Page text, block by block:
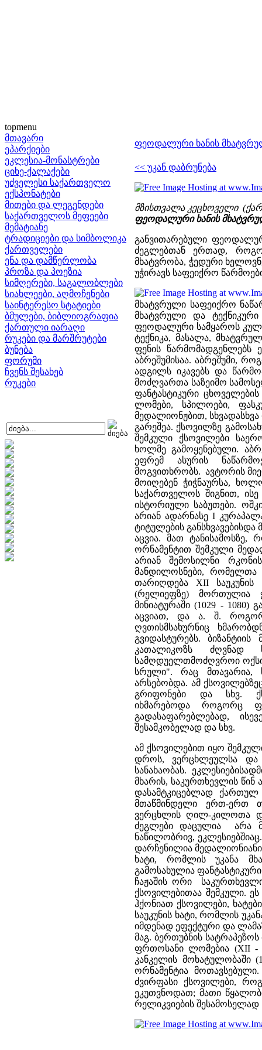
topmenu
მთავარი
ეპარქიები
ეკლესია-მონასტრები
ციხე-ქალაქები
უძველესი საქართველო
ექსპონატები
მითები და ლეგენდები
საქართველოს მეფეები
მემატიანე
ტრადიციები და სიმბოლიკა
ქართველები
ენა და დამწერლობა
პროზა და პოეზია
სიმღერები, საგალობლები
სიახლეები, აღმოჩენები
საინტერესო სტატიები
ბმულები, ბიბლიოგრაფია
ქართული იარაღი
რუკები და მარშრუტები
ბუნება
ფორუმი
ჩვენს შესახებ
რუკები
ფეოდალური ხანის
<< უკან დაბრუნება
მზისთვალა კეცხოველი
ფეოდალური ხანის
განვითარებული
ძეგლებთან ერთად,
მხატვრობა, ჭედური
უჭირავს საფეიქრო
მხატვრული საფეიქრო
მხატვრული და
ფეოდალური სამყაროს
ტექნიკა, მასალა,
ფენის წარმომადგენლებს
აბრეშუმისაა. აბრეშუმი,
ადგილს იკავებს და
მოძღვართა საზეიმო
ფანტასტიკური
ლომები, სპილოები,
მედალიონჟბით,
გარეშეა. ქსოვილზე
შემკული ქსოვილები
ხოლმე გამოყენებული.
ეფრემ ასურის
მოგვითხრობს. ავტორის
მოიღებენ ჭიჭნაურსა,
საქართველოს შიგნით,
ისტორიული საბუთები.
არიან ადარნასე I
ტიტულების
აცვია. მათ ტანისამოსზე,
ორნამენტით შემკული
არიან შემოსილნი
მანდილოსნები, რომელთა
თარიღდება XII საუკუნის
(რელიეფზე) მორთულია
მინიატურაში (1029 -
აცვიათ, და ა. შ.
ღვთისმსახურნიც
გვიდასტურებს.
კათალიკოზს ძღვნად
სამღდუელთმოძღვროი
სრული". რაც მთავარია,
არსებობდა. ამ
გრიფონები და სხვ.
იხმარებოდა როგორც
გადასაფარებლებად,
შესამკობელად და სხვ.
ამ ქსოვილებით იყო
დროს, ვერცხლეულსა და
სანახაობას.
მხარის, საკურთხევლის წინ
დასამტკიცებლად ქართულ
მთაწმინდელი ერთ-ერთ
ვერცხლის ღილ-კილოთა
ძეგლები დაცულია არა
ნაწილობრივ,
დარჩენილია
ხატი, რომლის უკანა
გამოსახულია
ჩაჟაშის ორი
ქსოვილებითაა შემკული.
ჰქონიათ ქსოვილები,
საუკუნის ხატი, რომლის
იმდენად ეფექტური და
მაგ. ბერთუბნის
ფრთოსანი ლომებია (XII -
კანკელის მოხატულობაში
ორნამენტია
ძვირფასი ქსოვილები,
ეკუთვნოდათ; მათი
რელიკვიების შესამოსელად